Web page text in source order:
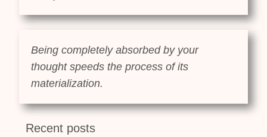
Being completely absorbed by your
thought speeds the process of its
materialization.
Recent posts